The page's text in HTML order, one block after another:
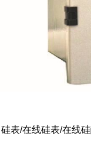
硅表/在线硅表/在线